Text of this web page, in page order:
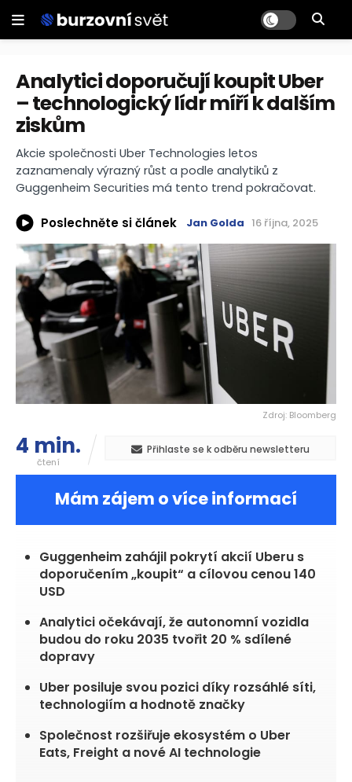
Analytici doporučují koupit Uber
– technologický lídr míří k dalším
ziskům
Akcie společnosti Uber Technologies letos
zaznamenaly výrazný růst a podle analytiků z
Guggenheim Securities má tento trend pokračovat.
Poslechněte si článek Jan Golda 16 října, 2025
Zdroj: Bloomberg
4 min.
čtení
Přihlaste se k odběru newsletteru
Mám zájem o více informací
Guggenheim zahájil pokrytí akcií Uberu s
doporučením „koupit“ a cílovou cenou 140
USD
Analytici očekávají, že autonomní vozidla
budou do roku 2035 tvořit 20 % sdílené
dopravy
Uber posiluje svou pozici díky rozsáhlé síti,
technologiím a hodnotě značky
Společnost rozšiřuje ekosystém o Uber
Eats, Freight a nové AI technologie